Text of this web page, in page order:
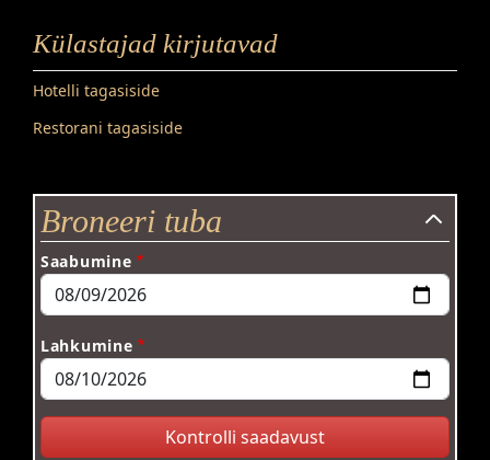
Külastajad kirjutavad
Hotelli tagasiside
Restorani tagasiside
Broneeri tuba
Saabumine
Lahkumine